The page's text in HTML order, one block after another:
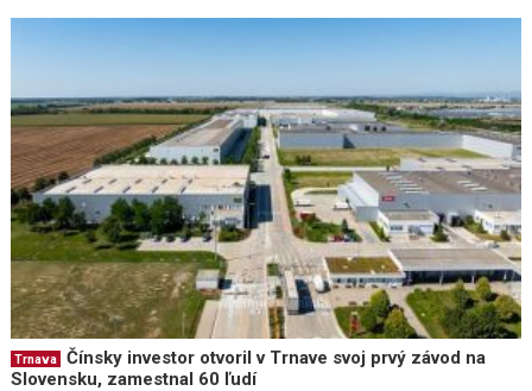
Trnava
Čínsky investor otvoril v Trnave svoj prvý závod na
Slovensku, zamestnal 60 ľudí